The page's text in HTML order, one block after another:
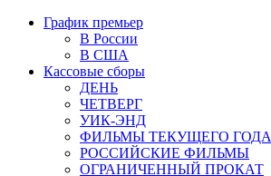
График премьер
В России
В США
Кассовые сборы
ДЕНЬ
ЧЕТВЕРГ
УИК-ЭНД
ФИЛЬМЫ ТЕКУЩЕГО ГОДА
РОССИЙСКИЕ ФИЛЬМЫ
ОГРАНИЧЕННЫЙ ПРОКАТ